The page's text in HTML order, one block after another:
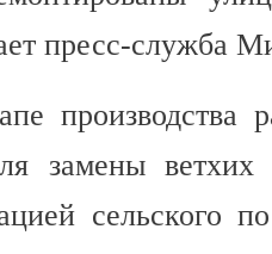
пресс-служба
производства
замены ветхих
сельского